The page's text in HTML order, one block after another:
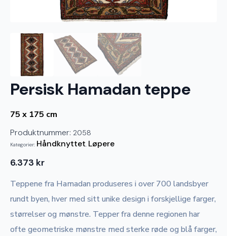
Persisk Hamadan teppe
75 x 175 cm
Produktnummer: 2058
Kategorier: Håndknyttet, Løpere
6.373 kr
Teppene fra Hamadan produseres i over 700 landsbyer
rundt byen, hver med sitt unike design i forskjellige farger,
størrelser og mønstre. Tepper fra denne regionen har
ofte geometriske mønstre med sterke røde og blå farger,